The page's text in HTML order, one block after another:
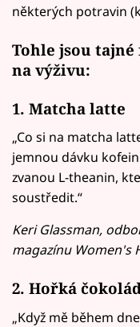
některých potravin
Tohle jsou
na výživu:
1. Matcha latte
„Co si na matcha
jemnou dávku
zvanou L-theanin,
soustředit.“
Keri Glassman,
magazínu Women's
2. Hořká
„Když mě během